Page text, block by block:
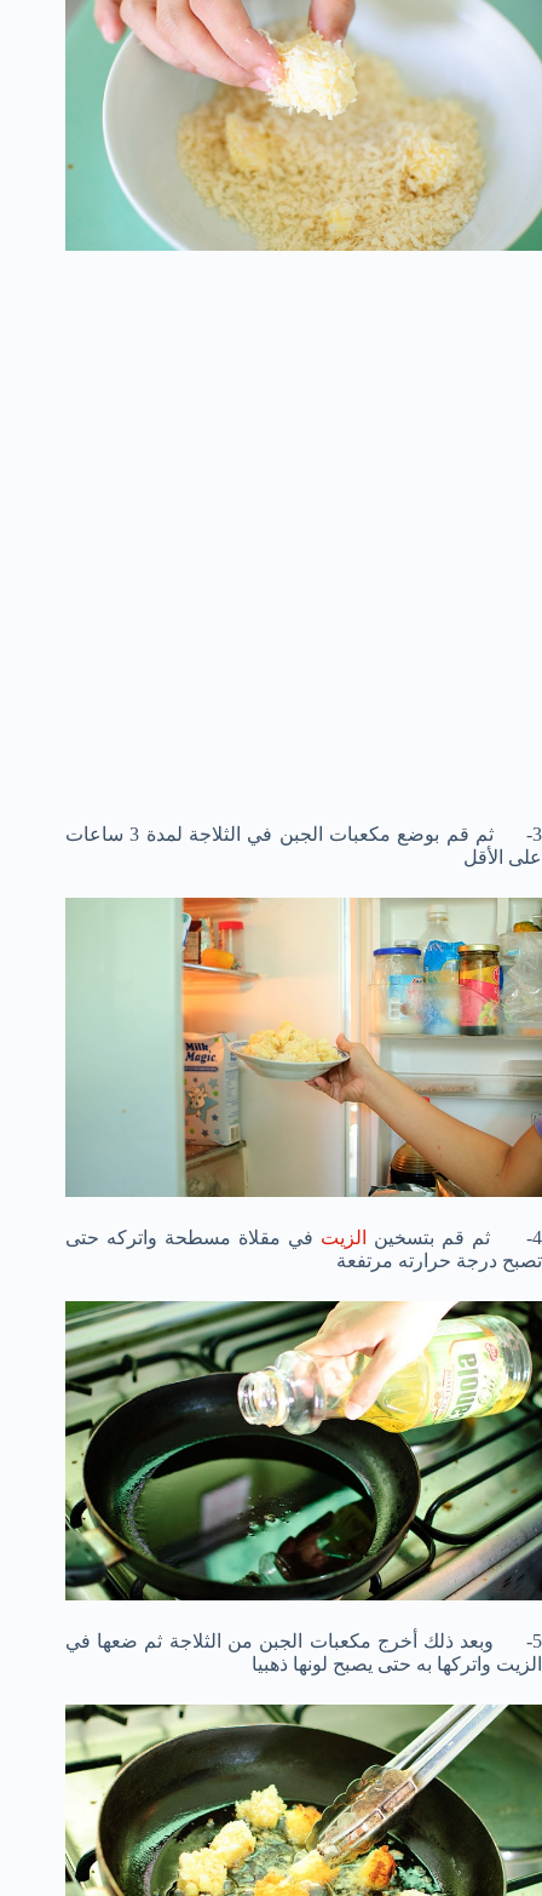
3- ثم قم بوضع مكعبات الجبن في الثلاجة لمدة 3 ساعات
على الأقل
4- ثم قم بتسخين الزيت في مقلاة مسطحة واتركه حتى
تصبح درجة حرارته مرتفعة
5- وبعد ذلك أخرج مكعبات الجبن من الثلاجة ثم ضعها في
الزيت واتركها به حتى يصبح لونها ذهبيا